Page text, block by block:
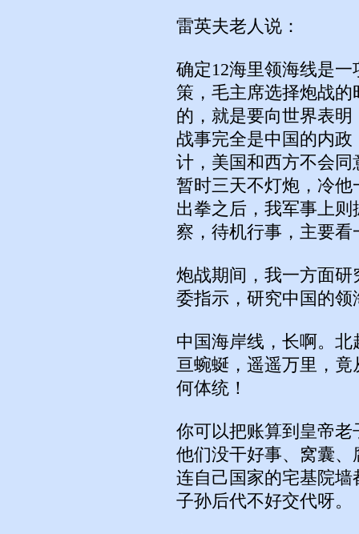
雷英夫老人说：
确定12海里领海线是
策，毛主席选择炮战
的，就是要向世界表
战事完全是中国的内
计，美国和西方不会
暂时三天不灯炮，冷
出拳之后，我军事上
察，待机行事，主要
炮战期间，我一方面
委指示，研究中国的领
中国海岸线，长啊。
亘蜿蜒，遥遥万里，
何体统！
你可以把账算到皇帝
他们没干好事、窝囊
连自己国家的宅基院
子孙后代不好交代呀。